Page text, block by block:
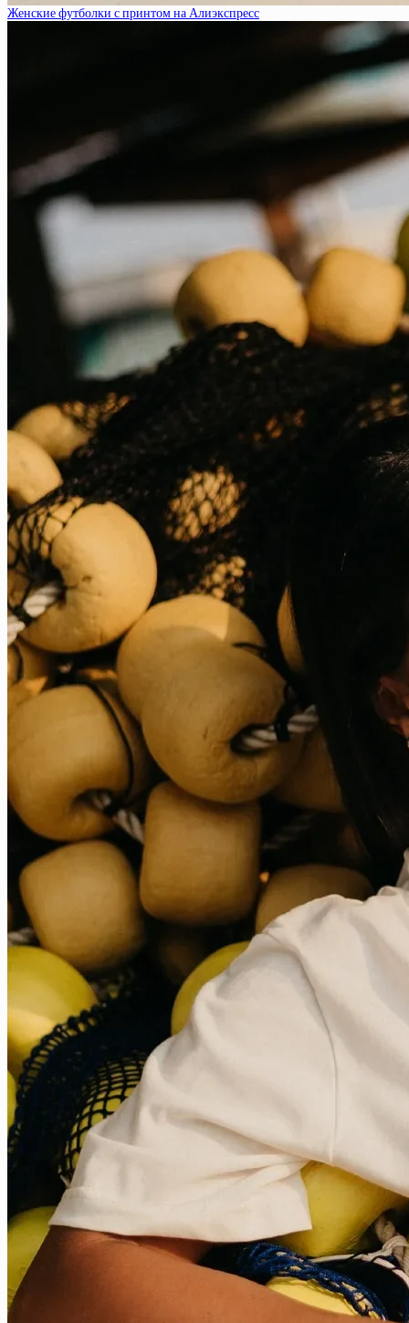
Женские футболки с принтом на Алиэкспресс